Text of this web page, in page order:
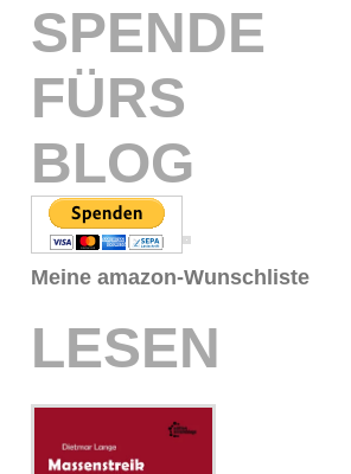
SPENDE
FÜRS
BLOG
Meine amazon-Wunschliste
LESEN